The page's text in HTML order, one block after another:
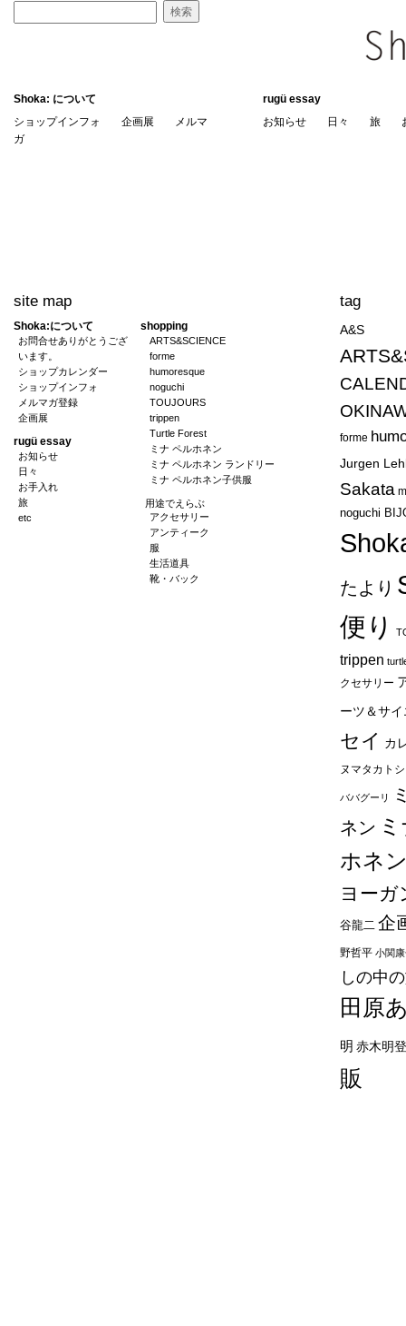
Shoka: について
ショップインフォ
企画展
メルマ
ガ
rugü essay
お知らせ
日々 旅
site map
Shoka:について
お問合せありがとうござ
います。
ショップカレンダー
ショップインフォ
メルマガ登録
企画展
rugü essay
お知らせ
日々
お手入れ
旅
etc
shopping
ARTS&SCIENCE
forme
humoresque
noguchi
TOUJOURS
trippen
Turtle Forest
ミナ ペルホネン
ミナ ペルホネン ランドリー
ミナ ペルホネン子供服
用途でえらぶ
アクセサリー
アンティーク
服
生活道具
靴・バック
tag
A&S
forme
Jurgen
Sakata
noguchi
たより
便り
trippen
クセサリー
ーツ＆サ
セイ カ
ヌマタカトシ
ババグーリ
ネン
ホネ
ヨーガ
谷龍二 企
野哲平 小関
しの中
田原
明 赤木明登
販